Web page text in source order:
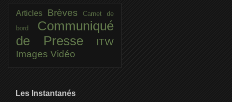
Articles BrèvesCarnet de
bord Communiqué
de Presse
ITW
Images Vidéo
Les Instantanés